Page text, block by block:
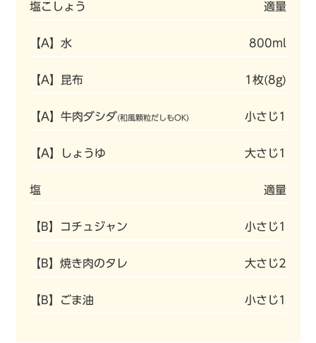
塩こしょう 適量
【A】水 800ml
【A】昆布 1枚(8g)
【A】牛肉ダシダ(和風顆粒だしもOK) 小さじ1
【A】しょうゆ 大さじ1
塩 適量
【B】コチュジャン 小さじ1
【B】焼き肉のタレ 大さじ2
【B】ごま油 小さじ1